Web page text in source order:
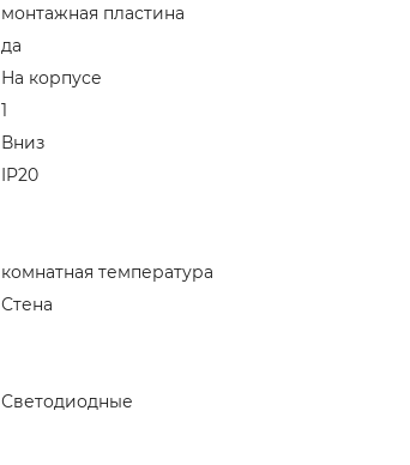
монтажная пластина
да
На корпусе
1
Вниз
IP20
комнатная температура
Стена
Светодиодные